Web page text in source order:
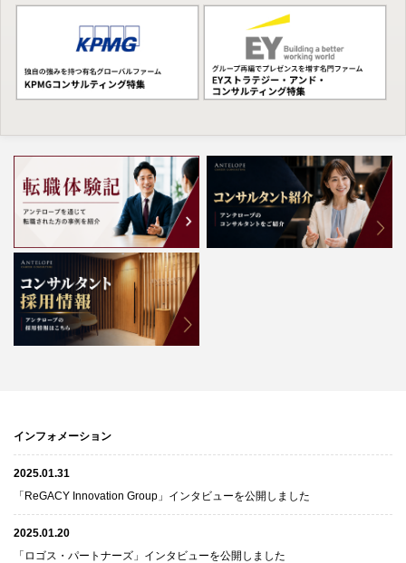
インフォメーション
2025.01.31
「ReGACY Innovation Group」インタビューを公開しました
2025.01.20
「ロゴス・パートナーズ」インタビューを公開しました